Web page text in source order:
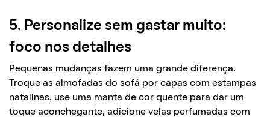
5. Personalize sem gastar muito:
foco nos detalhes
Pequenas mudanças fazem uma grande diferença.
Troque as almofadas do sofá por capas com estampas
natalinas, use uma manta de cor quente para dar um
toque aconchegante, adicione velas perfumadas com